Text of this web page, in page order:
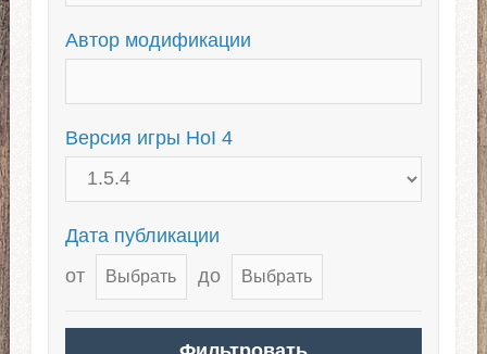
Автор модификации
Версия игры HoI 4
Дата публикации
от
до